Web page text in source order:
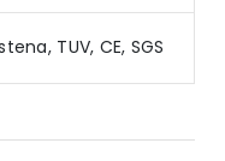
TUV, CE, SGS